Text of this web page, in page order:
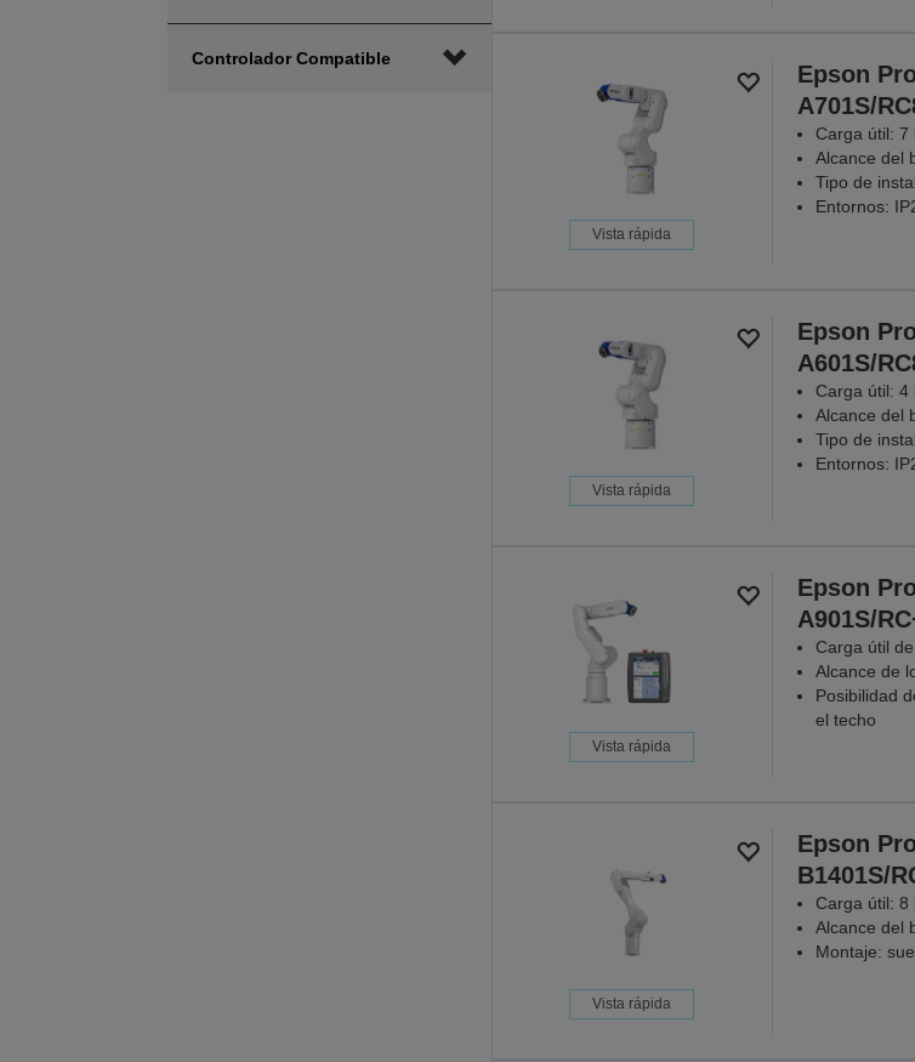
Controlador Compatible
Vista rápida
Epson
A701S/
Carga útil: 7
Alcance del
Tipo de
Entornos:
Vista rápida
Epson
A601S/
Carga útil: 4
Alcance del
Tipo de
Entornos:
Vista rápida
Epson
A901S/
Carga útil
Alcance de
Posibilidad
el techo
Vista rápida
Epson
B1401S/
Carga útil: 8
Alcance del
Montaje: